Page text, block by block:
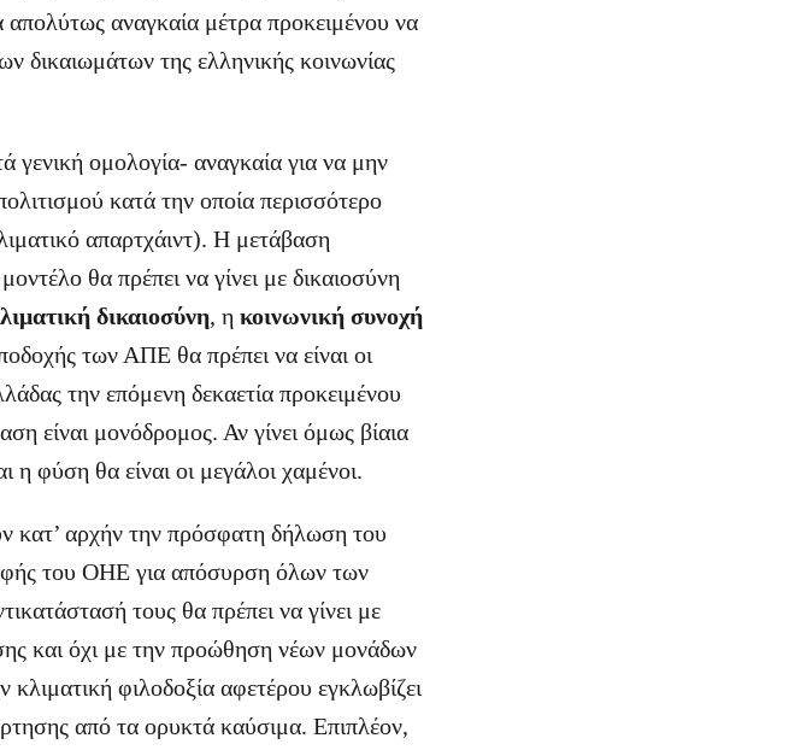
αναγκαία μέτρα προκειμένου να
δικαιωμάτων της ελληνικής κοινωνίας
γενική ομολογία- αναγκαία για να μην
κατά την οποία περισσότερο
απαρτχάιντ). Η μετάβαση
θα πρέπει να γίνει με δικαιοσύνη
δικαιοσύνη, η κοινωνική συνοχή
των ΑΠΕ θα πρέπει να είναι οι
την επόμενη δεκαετία προκειμένου
είναι μονόδρομος. Αν γίνει όμως βίαια
φύση θα είναι οι μεγάλοι χαμένοι.
κατ’ αρχήν την πρόσφατη δήλωση του
του ΟΗΕ για απόσυρση όλων των
τους θα πρέπει να γίνει με
και όχι με την προώθηση νέων μονάδων
φιλοδοξία αφετέρου εγκλωβίζει
από τα ορυκτά καύσιμα. Επιπλέον,